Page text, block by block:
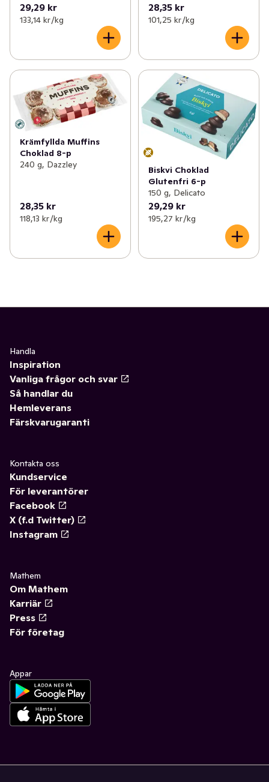
29,29 kr
133,14 kr /kg
28,35 kr
101,25 kr /kg
Krämfyllda Muffins
Choklad 8-p
240 g, Dazzley
28,35 kr
118,13 kr /kg
Biskvi Choklad
Glutenfri 6-p
150 g, Delicato
29,29 kr
195,27 kr /kg
Handla
Inspiration
Vanliga frågor och svar
Så handlar du
Hemleverans
Färskvarugaranti
Kontakta oss
Kundservice
För leverantörer
Facebook
X (f.d Twitter)
Instagram
Mathem
Om Mathem
Karriär
Press
För företag
Appar